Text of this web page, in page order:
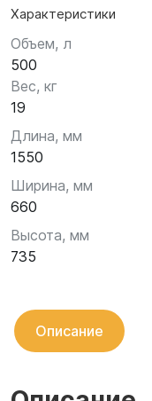
Характеристики
Объем, л
500
Вес, кг
19
Длина, мм
1550
Ширина, мм
660
Высота, мм
735
Описание